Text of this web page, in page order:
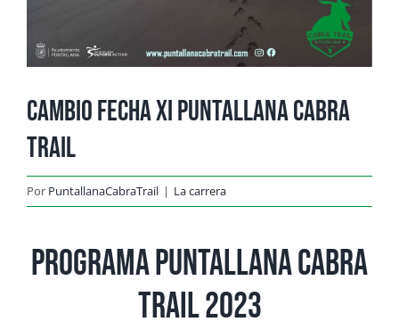
CAMBIO FECHA XI PUNTALLANA CABRA
TRAIL
Por PuntallanaCabraTrail | La carrera
Programa Puntallana Cabra
Trail 2023